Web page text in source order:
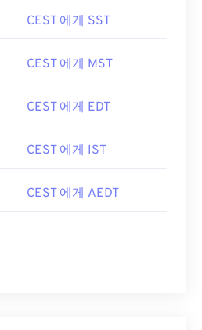
CEST 에게 SST
CEST 에게 MST
CEST 에게 EDT
CEST 에게 IST
CEST 에게 AEDT